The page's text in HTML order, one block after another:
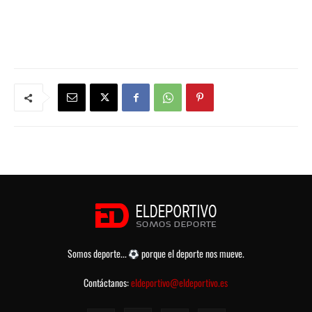
Somos deporte...
porque el deporte nos mueve.
Contáctanos:eldeportivo@eldeportivo.es